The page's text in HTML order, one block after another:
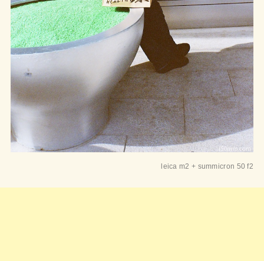
leica m2 + summicron 50 f2